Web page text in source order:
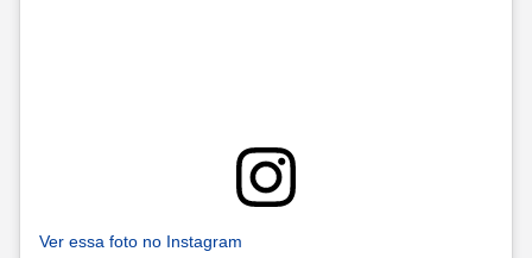
Ver essa foto no Instagram